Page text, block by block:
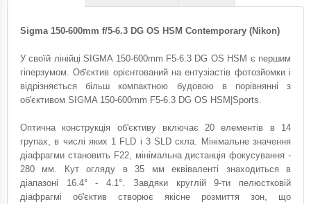
Sigma 150-600mm f/5-6.3 DG OS HSM Contemporary (Nikon)
У своїй лінійці SIGMA 150-600mm F5-6.3 DG OS HSM є першим
гіперзумом. Об'єктив орієнтований на ентузіастів фотозйомки і
відрізняється більш компактною будовою в порівнянні з
об'єктивом SIGMA 150-600mm F5-6.3 DG OS HSM|Sports.
Оптична конструкція об'єктиву включає 20 елементів в 14
групах, в числі яких 1 FLD і 3 SLD скла. Мінімальне значення
діафрагми становить F22, мінімальна дистанція фокусування -
280 мм. Кут огляду в 35 мм еквіваленті знаходиться в
діапазоні 16.4° - 4.1°. Завдяки круглій 9-ти пелюстковій
діафрагмі об'єктив створює якісне розмиття зон, що